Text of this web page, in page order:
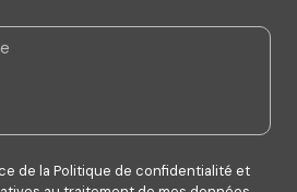
de la Politique de confidentialité et